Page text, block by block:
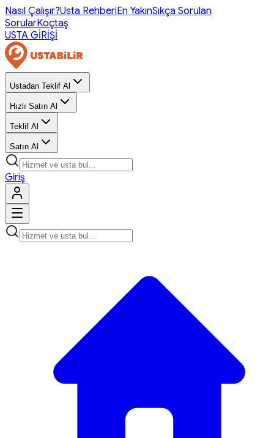
Nasıl Çalışır?Usta RehberiEn YakınSıkça Sorulan
SorularKoçtaş
USTA GİRİŞİ
Ustadan Teklif Al
Hızlı Satın Al
Teklif Al
Satın Al
Giriş